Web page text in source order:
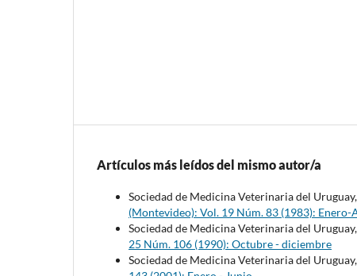
Artículos más leídos del mismo autor/a
Sociedad de Medicina Veterinaria del Uruguay,
(Montevideo): Vol. 19 Núm. 83 (1983): Enero-
Sociedad de Medicina Veterinaria del Uruguay,
25 Núm. 106 (1990): Octubre - diciembre
Sociedad de Medicina Veterinaria del Uruguay,